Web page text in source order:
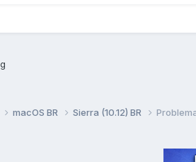
macOS BR Sierra (10.12) BR